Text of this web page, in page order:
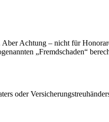
Achtung – nicht für
„Fremdschaden“
oder